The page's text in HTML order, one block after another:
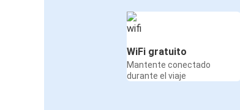
WiFi gratuito
Mantente conectado
durante el viaje